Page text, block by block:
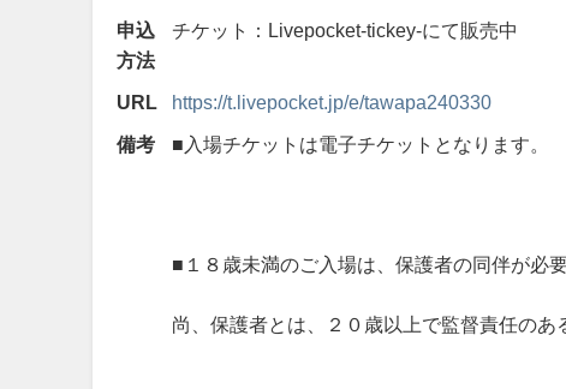
申込
方法
チケット：Livepocket-tickey-にて販売中
URL
https://t.livepocket.jp/e/tawapa240330
備考
■入場チケットは電子チケットとなります。
■１８歳未満のご入場は、保護者の同伴が必要
尚、保護者とは、２０歳以上で監督責任のあ